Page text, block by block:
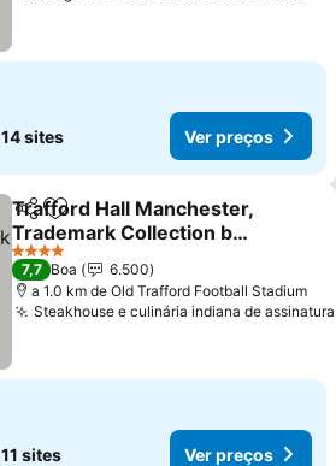
14 sites Ver preços
PartilharAdicionar aos favoritos
Trafford Hall Manchester,
Trademark Collection by
Wyndham
4 Estrelas
7,7 Boa
6.500
a 1.0 km de Old Trafford Football Stadium
Steakhouse e culinária indiana de assinatura
11 sites Ver preços